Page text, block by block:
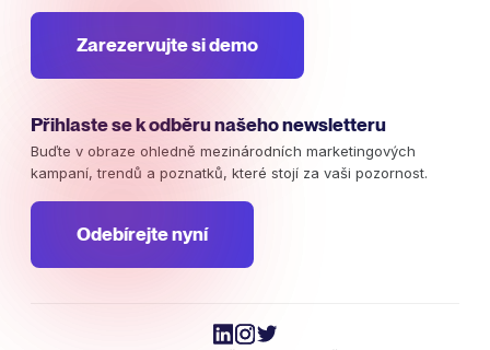
Zarezervujte si demo
Přihlaste se k odběru našeho newsletteru
Buďte v obraze ohledně mezinárodních marketingových
kampaní, trendů a poznatků, které stojí za vaši pozornost.
Odebírejte nyní